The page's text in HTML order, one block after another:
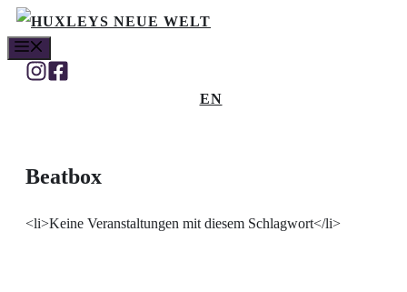
Zum
Inhalt
springen
EN
Beatbox
<li>Keine Veranstaltungen mit diesem Schlagwort</li>